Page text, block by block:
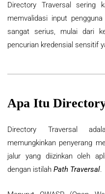
Directory Traversal sering
memvalidasi input
sangat serius, mulai dari
pencurian kredensial sensitif
Apa Itu
Directory Traversal
memungkinkan penyerang
jalur yang diizinkan oleh
dengan istilah Path Traversal.